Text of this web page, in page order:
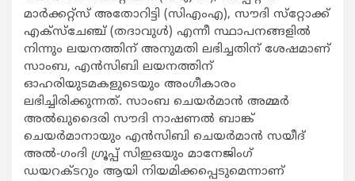
മാര്‍ക്കറ്റ്‌സ് അതോറിട്ടി (സിഎംഎ), സൗദി സ്‌റ്റോക്ക്
എക്‌സ്‌ചേഞ്ച് (തദാവുള്‍) എന്നീ സ്ഥാപനങ്ങളില്‍
നിന്നും ലയനത്തിന് അനുമതി ലഭിച്ചതിന് ശേഷമാണ്
സാംബ, എന്‍സിബി ലയനത്തിന്
ഓഹരിയുടമകളുടെയും അംഗീകാരം
ലഭിച്ചിരിക്കുന്നത്. സാംബ ചെയര്‍മാന്‍ അമ്മര്‍
അല്‍ഖുദൈരി സൗദി നാഷണല്‍ ബാങ്ക്
ചെയര്‍മാനായും എന്‍സിബി ചെയര്‍മാന്‍ സയീദ്
അല്‍-ഗംദി ഗ്രൂപ്പ് സിഇഒയും മാനേജിംഗ്
ഡയറക്ടറും ആയി നിയമിക്കപ്പെടുമെന്നാണ്